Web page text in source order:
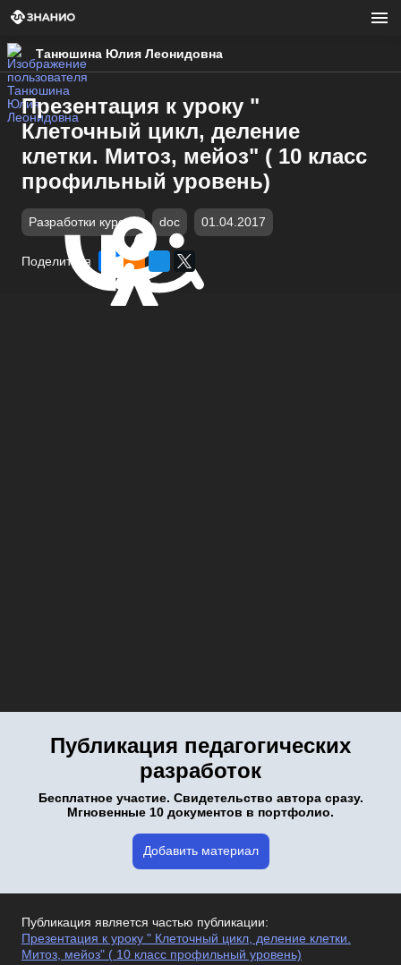
Танюшина Юлия Леонидовна
Презентация к уроку "
Клеточный цикл, деление
клетки. Митоз, мейоз" ( 10 класс
профильный уровень)
Разработки курсов doc 01.04.2017
Поделиться
Публикация педагогических
разработок
Бесплатное участие. Свидетельство автора сразу.
Мгновенные 10 документов в портфолио.
Добавить материал
Публикация является частью публикации:
Презентация к уроку " Клеточный цикл, деление клетки.
Митоз, мейоз" ( 10 класс профильный уровень)